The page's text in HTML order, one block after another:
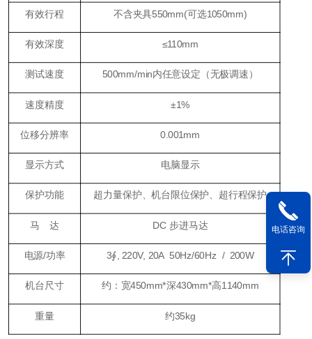
有效行程 不含夹具550mm(可选1050mm)
有效深度 ≤110mm
测试速度 500mm/min内任意设定（无极调速）
速度精度 ±1%
位移分辨率 0.001mm
显示方式 电脑显示
保护功能 超力量保护、机台限位保护、超行程保护
马 达 DC 步进马达
电源/功率 3∮, 220V, 20A 50Hz/60Hz / 200W
机台尺寸 约：宽450mm*深430mm*高1140mm
重量 约35kg
电话咨询